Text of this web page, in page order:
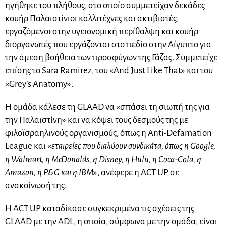
ηγήθηκε του πλήθους, στο οποίο συμμετείχαν δεκάδες
κουήρ Παλαιστίνιοι καλλιτέχνες και ακτιβιστές,
εργαζόμενοι στην υγειονομική περίθαλψη και κουήρ
διοργανωτές που εργάζονται στο πεδίο στην Αίγυπτο για
την άμεση βοήθεια των προσφύγων της Γάζας. Συμμετείχε
επίσης το Sara Ramirez, του «And Just Like That» και του
«Grey’s Anatomy».
Η ομάδα κάλεσε τη GLAAD να «σπάσει τη σιωπή της για
την Παλαιστίνη» και να κόψει τους δεσμούς της με
φιλοϊσραηλινούς οργανισμούς, όπως η Anti-Defamation
League και «εταιρείες που διαλύουν συνδικάτα, όπως η Google,
η Walmart, η McDonalds, η Disney, η Hulu, η Coca-Cola, η
Amazon, η P&G και η IBM», ανέφερε η ACT UP σε
ανακοίνωσή της.
Η ACT UP καταδίκασε συγκεκριμένα τις σχέσεις της
GLAAD με την ADL, η οποία, σύμφωνα με την ομάδα, είναι